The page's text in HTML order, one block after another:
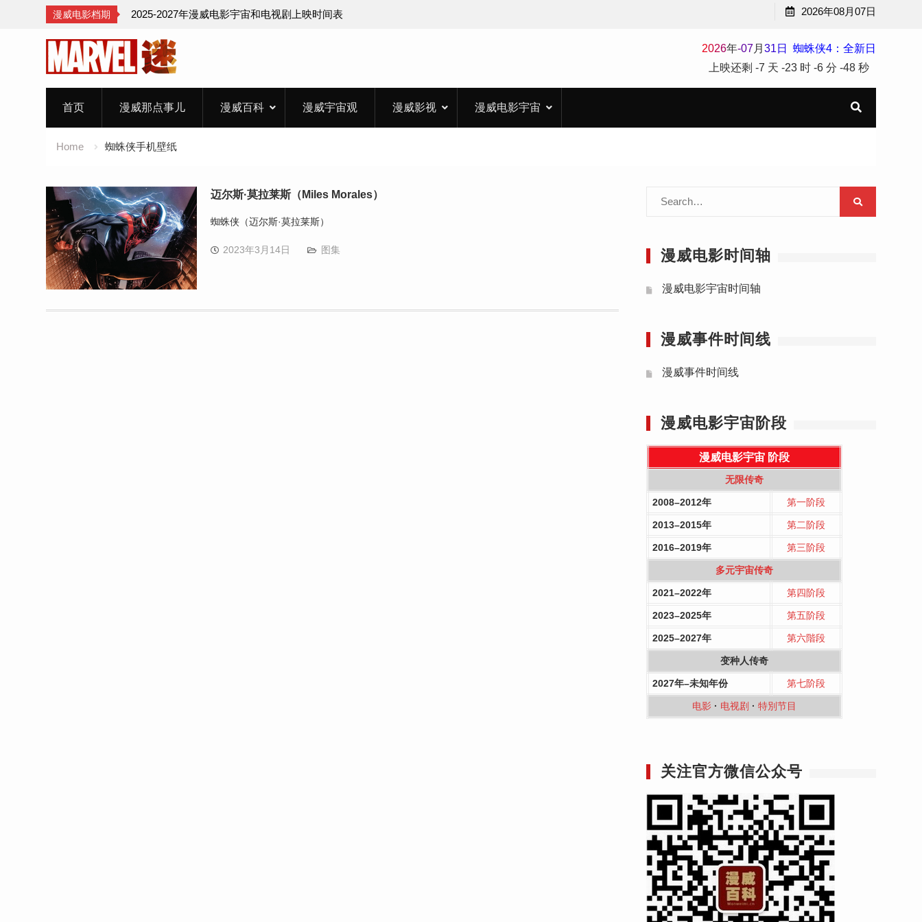
漫威电影档期 2025-2027年漫威电影宇宙和电视剧上映时间表 2026年08月07日
2026年-07月 31 日
蜘蛛侠4：全新日
上映还剩 -7 天 -23 时 -6 分 -49 秒
首页 漫威那点事儿 漫威百科 漫威宇宙观 漫威影视 漫威电影宇宙
Home 蜘蛛侠手机壁纸
迈尔斯·莫拉莱斯（Miles Morales）
蜘蛛侠（迈尔斯·莫拉莱斯）
2023年3月14日 图集
Search
漫威电影时间轴
漫威电影宇宙时间轴
漫威事件时间线
漫威事件时间线
漫威电影宇宙阶段
漫威电影宇宙 阶段
无限传奇
2008–2012年 第一阶段
2013–2015年 第二阶段
2016–2019年 第三阶段
多元宇宙传奇
2021–2022年 第四阶段
2023–2025年 第五阶段
2025–2027年 第六階段
变种人传奇
2027年–未知年份 第七阶段
电影 · 电视剧 · 特別节目
关注官方微信公众号